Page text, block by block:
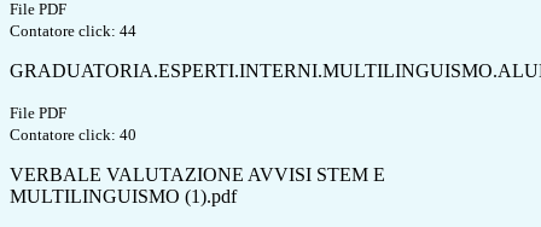
File PDF
Contatore click: 44
File PDF
Contatore click: 40
VERBALE VALUTAZIONE AVVISI STEM E
MULTILINGUISMO (1).pdf